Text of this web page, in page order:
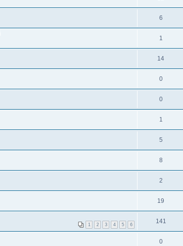
6
1
14
0
0
1
5
8
2
19
1 2 3 4 5 6 141
0